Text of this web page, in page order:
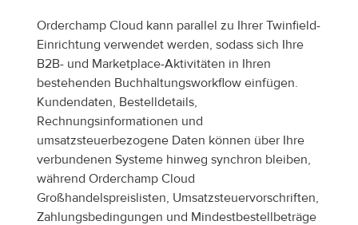
Orderchamp Cloud kann parallel zu Ihrer Twinfield-
Einrichtung verwendet werden, sodass sich Ihre
B2B- und Marketplace-Aktivitäten in Ihren
bestehenden Buchhaltungsworkflow einfügen.
Kundendaten, Bestelldetails,
Rechnungsinformationen und
umsatzsteuerbezogene Daten können über Ihre
verbundenen Systeme hinweg synchron bleiben,
während Orderchamp Cloud
Großhandelspreislisten, Umsatzsteuervorschriften,
Zahlungsbedingungen und Mindestbestellbeträge